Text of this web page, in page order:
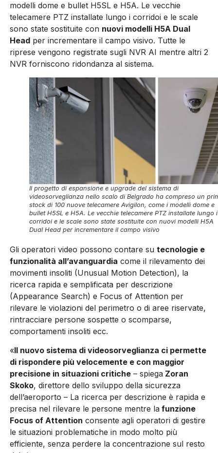
modelli dome e bullet H5SL e H5A. Le vecchie
telecamere PTZ installate lungo i corridoi e le scale
sono state sostituite con nuovi modelli H5A Dual
Head per incrementare il campo visivo. Tutte le
riprese vengono registrate sugli NVR AI mentre altri 2
NVR forniscono ridondanza al sistema.
Il progetto di espansione e upgrade del sistema di
videosorveglianza nello scalo di Belgrado ha compreso un
stock di 100 nuove telecamere Avigilon, come i modelli dome e
bullet H5SL e H5A. Le vecchie telecamere PTZ installate lungo i
corridoi e le scale sono state sostituite con nuovi modelli H5A
Dual Head per incrementare il campo visivo
Gli operatori video possono contare su tecnologie e
funzionalità all’avanguardia come il rilevamento dei
movimenti insoliti (Unusual Motion Detection), la
ricerca rapida e semplificata per descrizione
(Appearance Search) e Focus of Attention per
rilevare le violazioni del perimetro o di aree riservate,
rintracciare persone sospette o scomparse,
comportamenti insoliti ecc.
«Il nuovo sistema di videosorveglianza ci permette
di rispondere più velocemente e con maggior
precisione in situazioni critiche – spiega Zoran
Skoko, direttore dello sviluppo della sicurezza
dell’aeroporto – La ricerca per descrizione è rapida e
precisa nel rilevare le persone mentre la funzione
Focus of Attention consente agli operatori di gestire
le situazioni problematiche in modo molto più
efficiente, senza perdere la concentrazione sul resto